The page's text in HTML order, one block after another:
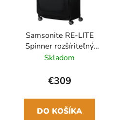
Samsonite RE-LITE
Spinner rozšíriteľný
83cm Čierna 156/170L
Skladom
€309
DO KOŠÍKA